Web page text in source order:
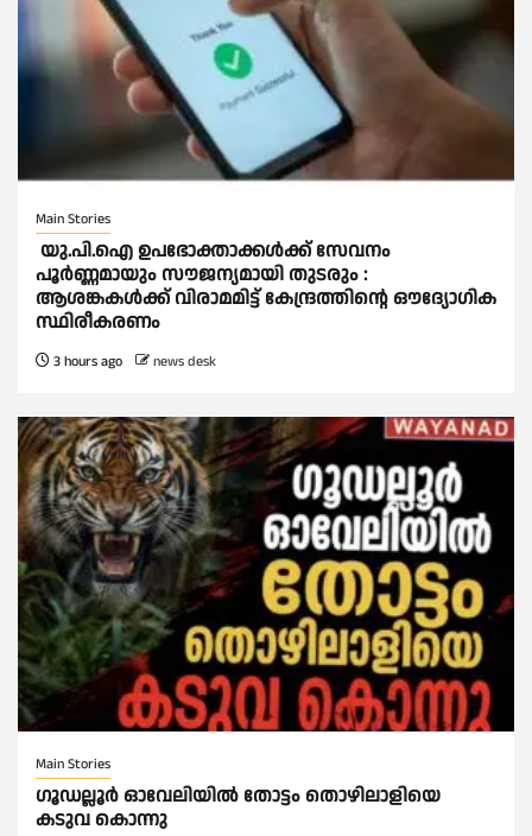
Main Stories
യു.പി.ഐ ഉപഭോക്താക്കള്‍ക്ക് സേവനം
പൂര്‍ണ്ണമായും സൗജന്യമായി തുടരും :
ആശങ്കകള്‍ക്ക് വിരാമമിട്ട് കേന്ദ്രത്തിന്റെ ഔദ്യോഗിക
സ്ഥിരീകരണം
3 hours ago news desk
Main Stories
ഗൂഡല്ലൂർ ഓവേലിയിൽ തോട്ടം തൊഴിലാളിയെ
കടുവ കൊന്നു